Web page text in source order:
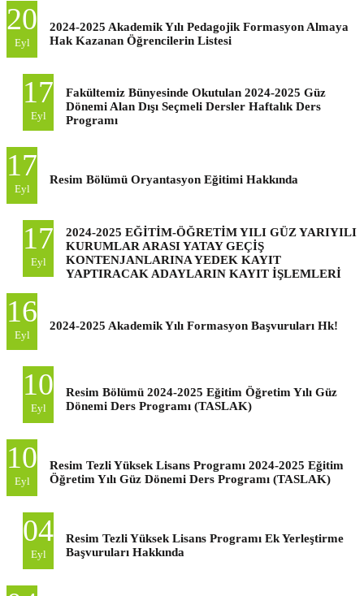
20
Eyl
2024-2025 Akademik Yılı Pedagojik Formasyon Almaya
Hak Kazanan Öğrencilerin Listesi
17
Eyl
Fakültemiz Bünyesinde Okutulan 2024-2025 Güz
Dönemi Alan Dışı Seçmeli Dersler Haftalık Ders
Programı
17
Eyl
Resim Bölümü Oryantasyon Eğitimi Hakkında
17
Eyl
2024-2025 EĞİTİM-ÖĞRETİM YILI GÜZ YARIYILI
KURUMLAR ARASI YATAY GEÇİŞ
KONTENJANLARINA YEDEK KAYIT
YAPTIRACAK ADAYLARIN KAYIT İŞLEMLERİ
16
Eyl
2024-2025 Akademik Yılı Formasyon Başvuruları Hk!
10
Eyl
Resim Bölümü 2024-2025 Eğitim Öğretim Yılı Güz
Dönemi Ders Programı (TASLAK)
10
Eyl
Resim Tezli Yüksek Lisans Programı 2024-2025 Eğitim
Öğretim Yılı Güz Dönemi Ders Programı (TASLAK)
04
Eyl
Resim Tezli Yüksek Lisans Programı Ek Yerleştirme
Başvuruları Hakkında